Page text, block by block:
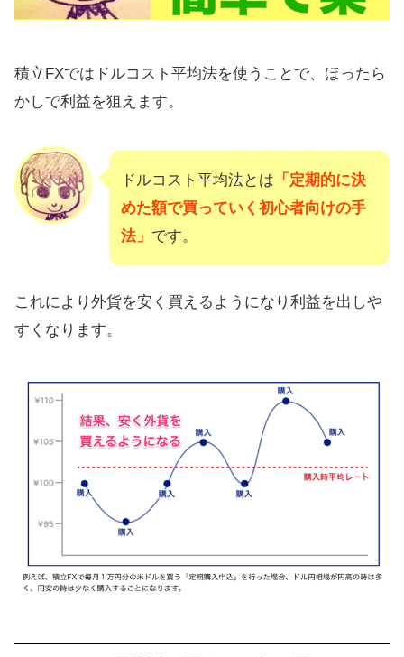
積立FXではドルコスト平均法を使うことで、ほったら
かしで利益を狙えます。
ドルコスト平均法とは 「定期的に決
めた額で買っていく初心者向けの手
法」 です。
これにより外貨を安く買えるようになり利益を出しや
すくなります。